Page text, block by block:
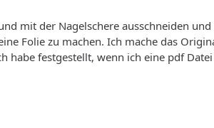
mit der Nagelschere ausschneiden
Folie zu machen. Ich mache das
habe festgestellt, wenn ich eine pdf